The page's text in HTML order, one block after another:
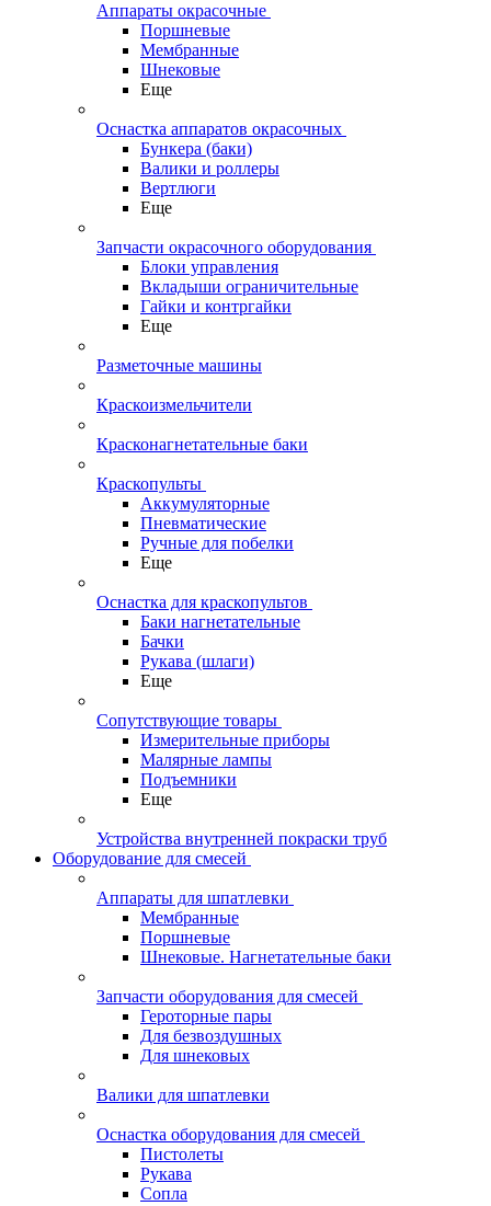
Аппараты окрасочные
Поршневые
Мембранные
Шнековые
Еще
Оснастка аппаратов окрасочных
Бункера (баки)
Валики и роллеры
Вертлюги
Еще
Запчасти окрасочного оборудования
Блоки управления
Вкладыши ограничительные
Гайки и контргайки
Еще
Разметочные машины
Краскоизмельчители
Красконагнетательные баки
Краскопульты
Аккумуляторные
Пневматические
Ручные для побелки
Еще
Оснастка для краскопультов
Баки нагнетательные
Бачки
Рукава (шлаги)
Еще
Сопутствующие товары
Измерительные приборы
Малярные лампы
Подъемники
Еще
Устройства внутренней покраски труб
Оборудование для смесей
Аппараты для шпатлевки
Мембранные
Поршневые
Шнековые. Нагнетательные баки
Запчасти оборудования для смесей
Героторные пары
Для безвоздушных
Для шнековых
Валики для шпатлевки
Оснастка оборудования для смесей
Пистолеты
Рукава
Сопла